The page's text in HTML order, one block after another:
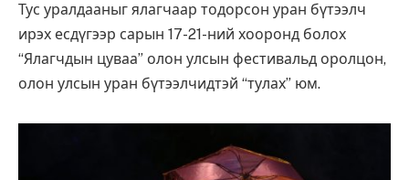
Тус уралдааныг ялагчаар тодорсон уран бүтээлч
ирэх есдүгээр сарын 17-21-ний хооронд болох
“Ялагчдын цуваа” олон улсын фестивальд оролцон,
олон улсын уран бүтээлчидтэй “тулах” юм.